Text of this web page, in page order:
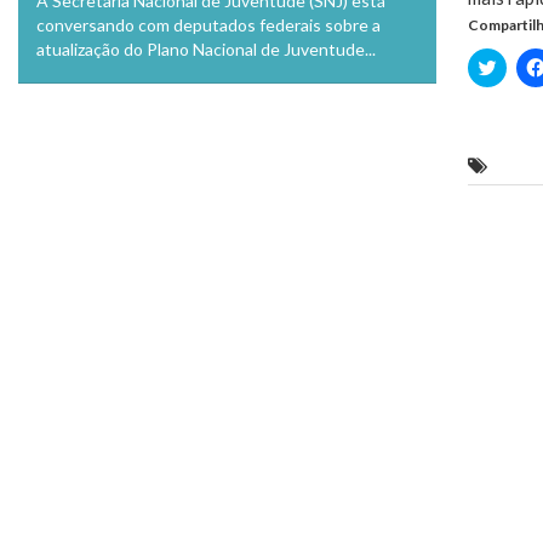
conversando com deputados federais sobre a
atualização do Plano Nacional de Juventude...
Clique
para